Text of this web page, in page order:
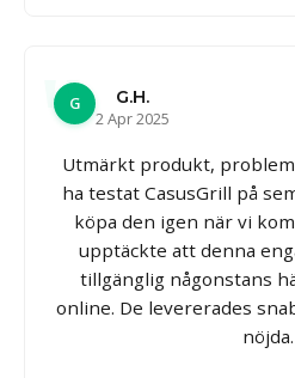
G
G.H.
2 Apr 2025
Utmärkt produkt,
ha testat CasusGrill på
köpa den igen när vi
upptäckte att denna
tillgänglig någonstans
online. De levererades
nöjda.